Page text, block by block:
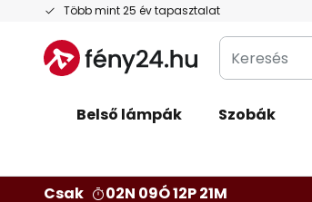
Több mint 25 év tapasztalat
Ugrás
tartalomhoz
Keresés
Belső lámpák Szobák
Csak
02N 09Ó 12P 20M